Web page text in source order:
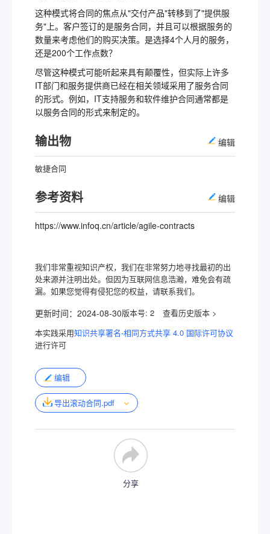
这种模式将合同的焦点从"交付产品"转移到了"提供服
务"上。客户签订的是服务合同，并且可以根据服务的
数量来考虑他们的购买决策。是选择4个人月的服务，
还是200个工作点数？
尽管这种模式可能听起来具有颠覆性，但实际上许多
IT部门和服务提供商已经在相关领域采用了服务合同
的形式。例如，IT支持服务和软件维护合同通常都是
以服务合同的形式来制定的。
输出物 编辑
敏捷合同
参考资料 编辑
https://www.infoq.cn/article/agile-contracts
我们非常重视知识产权，我们在非常努力地寻找最初的出
处来源并注明出处。但因为互联网信息浩瀚，难免会有疏
漏。如果您觉得有侵犯您的权益，请联系我们。
更新时间： 2024-08-30版本号: 2
本实践采用知识共享署名-相同方式共享 4.0 国际许可协议
进行许可
编辑
导出滚动合同.pdf
分享